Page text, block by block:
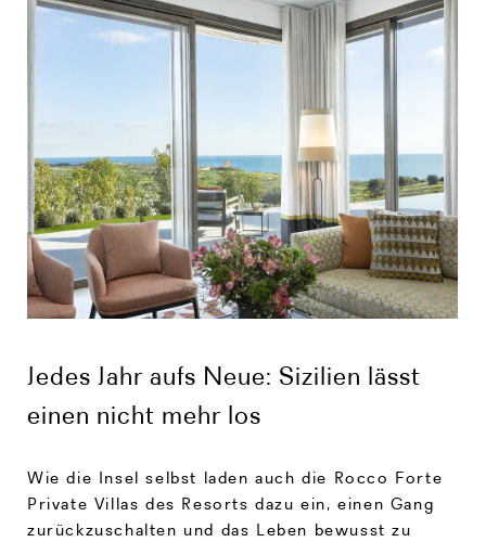
Jedes Jahr aufs Neue: Sizilien lässt
einen nicht mehr los
Wie die Insel selbst laden auch die Rocco Forte
Private Villas des Resorts dazu ein, einen Gang
zurückzuschalten und das Leben bewusst zu